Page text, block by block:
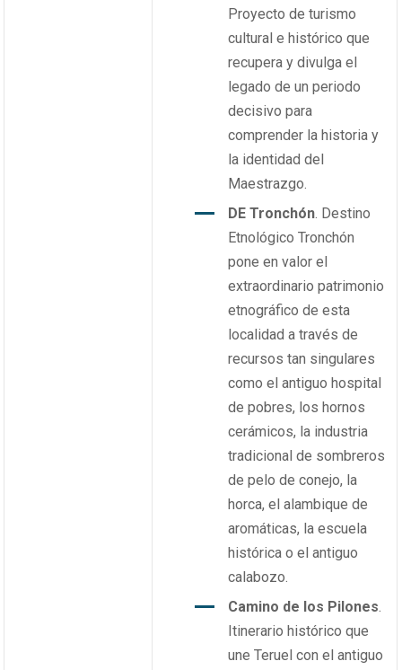
Proyecto de turismo
cultural e histórico que
recupera y divulga el
legado de un periodo
decisivo para
comprender la historia y
la identidad del
Maestrazgo.
DE Tronchón. Destino
Etnológico Tronchón
pone en valor el
extraordinario patrimonio
etnográfico de esta
localidad a través de
recursos tan singulares
como el antiguo hospital
de pobres, los hornos
cerámicos, la industria
tradicional de sombreros
de pelo de conejo, la
horca, el alambique de
aromáticas, la escuela
histórica o el antiguo
calabozo.
Camino de los Pilones.
Itinerario histórico que
une Teruel con el antiguo